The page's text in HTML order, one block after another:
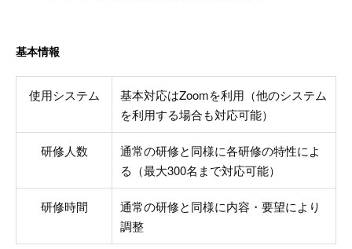
基本情報
使用システム
基本対応はZoomを利用（他のシステム
を利用する場合も対応可能）
研修人数
通常の研修と同様に各研修の特性によ
る（最大300名まで対応可能）
研修時間
通常の研修と同様に内容・要望により
調整